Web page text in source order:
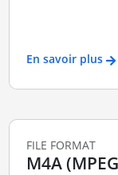
En savoir plus
FILE FORMAT
M4A